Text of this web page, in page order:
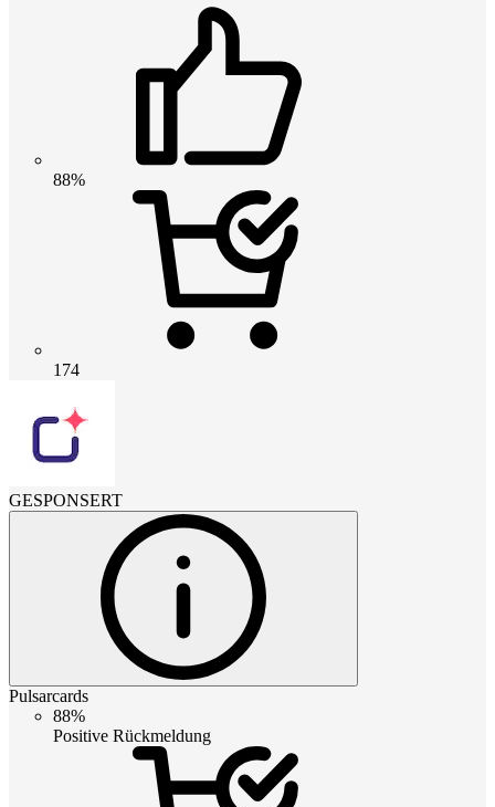
88%
174
GESPONSERT
Pulsarcards
88%
Positive Rückmeldung